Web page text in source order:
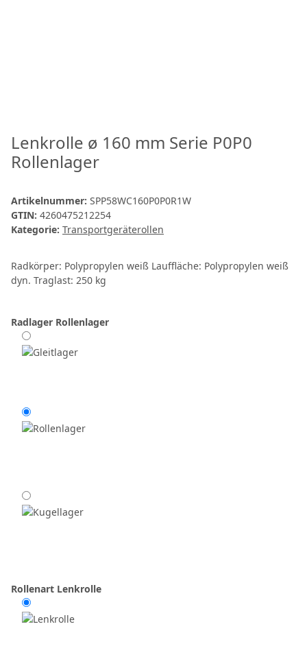
Lenkrolle ø 160 mm Serie P0P0
Rollenlager
Artikelnummer: SPP58WC160P0P0R1W
GTIN: 4260475212254
Kategorie: Transportgeräterollen
Radkörper: Polypropylen weiß Lauffläche: Polypropylen weiß
dyn. Traglast: 250 kg
Radlager Rollenlager
Rollenart Lenkrolle